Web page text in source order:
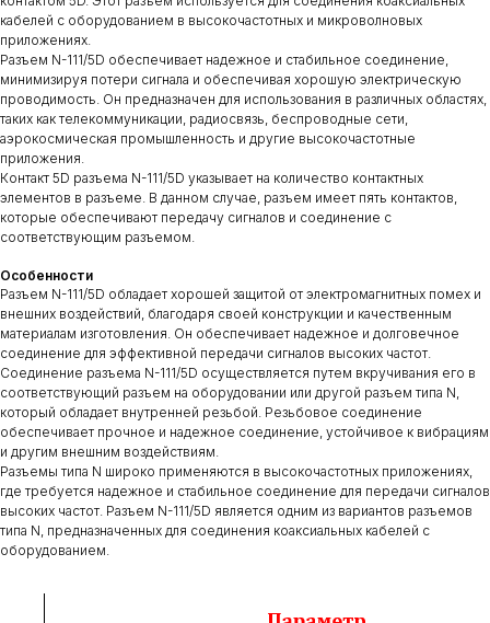
кабелей с оборудованием в высокочастотных и микроволновых
приложениях.
Разъем N-111/5D обеспечивает надежное и стабильное соединение,
минимизируя потери сигнала и обеспечивая хорошую электрическую
проводимость. Он предназначен для использования в различных областях,
таких как телекоммуникации, радиосвязь, беспроводные сети,
аэрокосмическая промышленность и другие высокочастотные
приложения.
Контакт 5D разъема N-111/5D указывает на количество контактных
элементов в разъеме. В данном случае, разъем имеет пять контактов,
которые обеспечивают передачу сигналов и соединение с
соответствующим разъемом.
Особенности
Разъем N-111/5D обладает хорошей защитой от электромагнитных помех и
внешних воздействий, благодаря своей конструкции и качественным
материалам изготовления. Он обеспечивает надежное и долговечное
соединение для эффективной передачи сигналов высоких частот.
Соединение разъема N-111/5D осуществляется путем вкручивания его в
соответствующий разъем на оборудовании или другой разъем типа N,
который обладает внутренней резьбой. Резьбовое соединение
обеспечивает прочное и надежное соединение, устойчивое к вибрациям
и другим внешним воздействиям.
Разъемы типа N широко применяются в высокочастотных приложениях,
где требуется надежное и стабильное соединение для передачи сигналов
высоких частот. Разъем N-111/5D является одним из вариантов разъемов
типа N, предназначенных для соединения коаксиальных кабелей с
оборудованием.